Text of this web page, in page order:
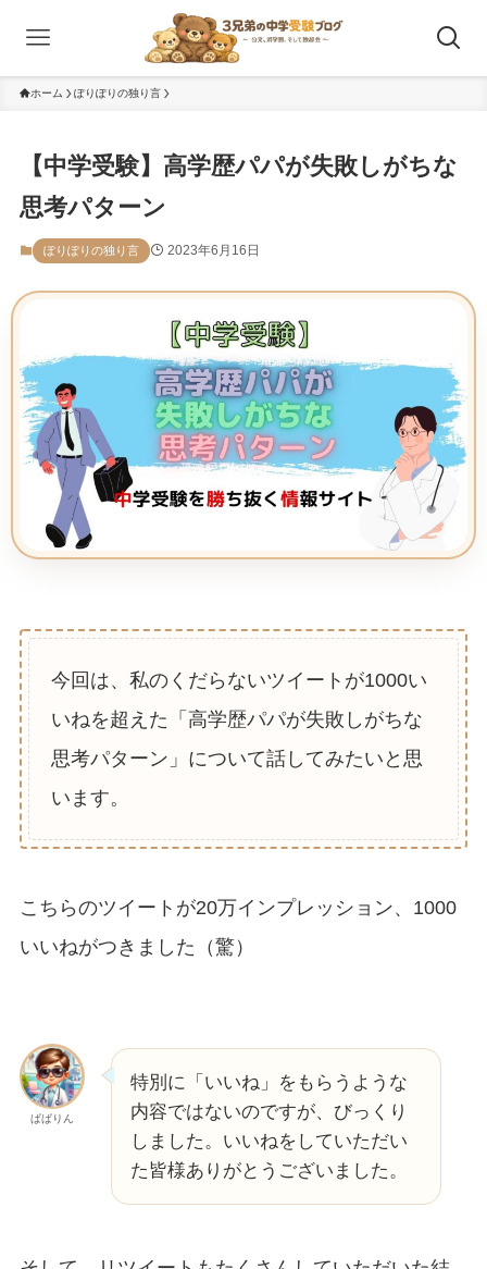
ホーム ぽりぽりの独り言
【中学受験】高学歴パパが失敗しがちな
思考パターン
ぽりぽりの独り言 2023年6月16日
今回は、私のくだらないツイートが1000い
いねを超えた「高学歴パパが失敗しがちな
思考パターン」について話してみたいと思
います。
こちらのツイートが20万インプレッション、1000
いいねがつきました（驚）
ぱぱりん
特別に「いいね」をもらうような
内容ではないのですが、びっくり
しました。いいねをしていただい
た皆様ありがとうございました。